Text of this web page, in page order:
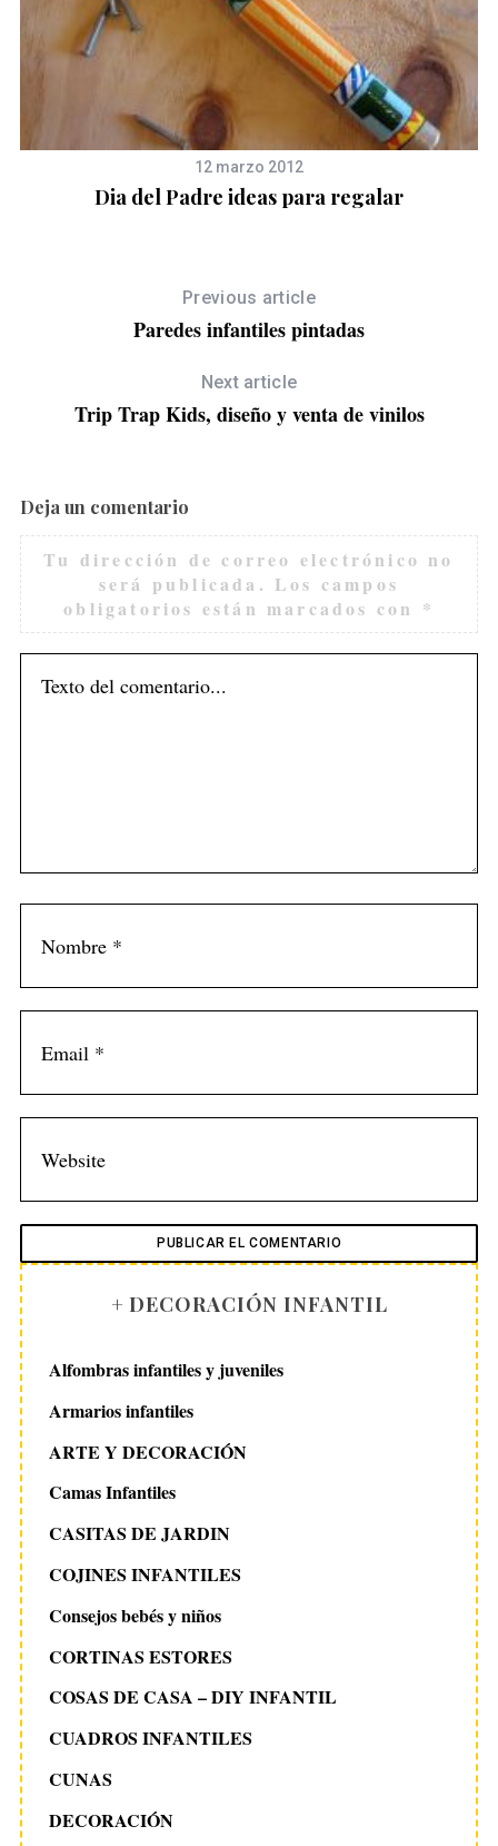
12 marzo 2012
Dia del Padre ideas para regalar
Previous article
Paredes infantiles pintadas
Next article
Trip Trap Kids, diseño y venta de vinilos
Deja un comentario
Tu dirección de correo electrónico no
será publicada. Los campos
obligatorios están marcados con *
+ DECORACIÓN INFANTIL
Alfombras infantiles y juveniles
Armarios infantiles
ARTE Y DECORACIÓN
Camas Infantiles
CASITAS DE JARDIN
COJINES INFANTILES
Consejos bebés y niños
CORTINAS ESTORES
COSAS DE CASA – DIY INFANTIL
CUADROS INFANTILES
CUNAS
DECORACIÓN
S
c
r